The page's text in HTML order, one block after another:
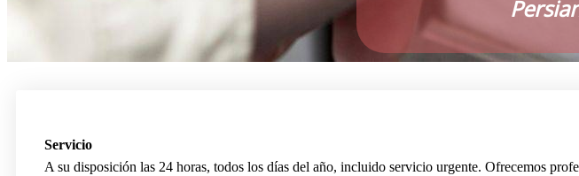
Servicio
A su disposición las 24 horas, todos los días del año, incluido servicio urgente. Ofrecemos